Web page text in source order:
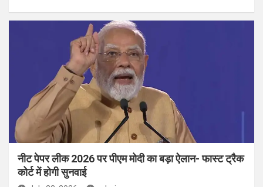
ce
o
k
at
s
A
p
p
ar
नीट पेपर लीक 2026 पर पीएम मोदी का बड़ा ऐलान- फास्ट ट्रैक
कोर्ट में होगी सुनवाई